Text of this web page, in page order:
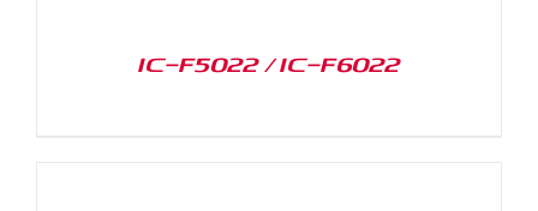
IC-F5022 / IC-F6022